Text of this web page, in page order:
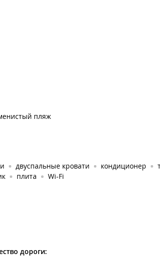
пляж
двуспальные кровати кондиционер
плита
Wi-Fi
дороги: